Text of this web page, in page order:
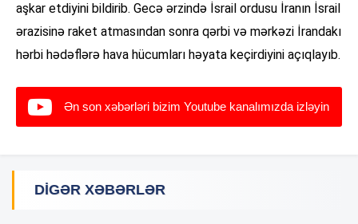
aşkar etdiyini bildirib. Gecə ərzində İsrail ordusu İranın İsrail
ərazisinə raket atmasından sonra qərbi və mərkəzi İrandakı
hərbi hədəflərə hava hücumları həyata keçirdiyini açıqlayıb.
Ən son xəbərləri bizim Youtube kanalımızda izləyin
DIGƏR XƏBƏRLƏR